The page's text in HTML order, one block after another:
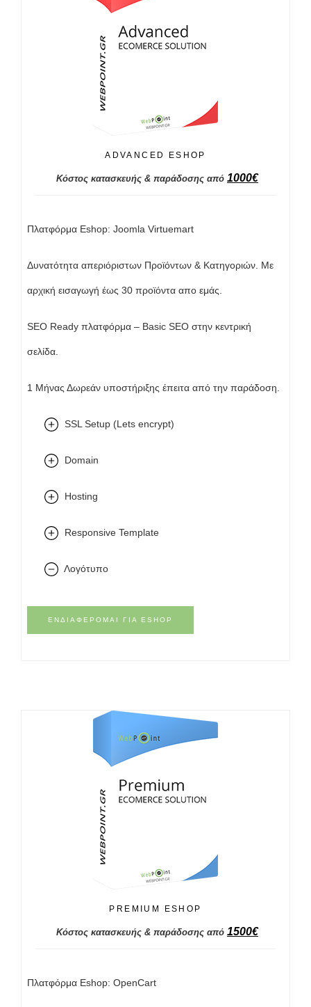
ADVANCED ESHOP
Κόστος κατασκευής & παράδοσης από 1000€
Πλατφόρμα Eshop: Joomla Virtuemart
Δυνατότητα απεριόριστων Προϊόντων & Κατηγοριών. Με
αρχική εισαγωγή έως 30 προϊόντα απο εμάς.
SEO Ready πλατφόρμα – Basic SEO στην κεντρική
σελίδα.
1 Μήνας Δωρεάν υποστήριξης έπειτα από την παράδοση.
SSL Setup (Lets encrypt)
Domain
Hosting
Responsive Template
Λογότυπο
ΕΝΔΙΑΦΈΡΟΜΑΙ ΓΙΑ ESHOP
PREMIUM ESHOP
Κόστος κατασκευής & παράδοσης από 1500€
Πλατφόρμα Eshop: OpenCart